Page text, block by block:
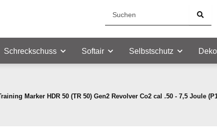
Schreckschuss Softair Selbstschutz
Marker HDR 50 (TR 50) Gen2 Revolver Co2 cal .50 - 7,5 Joule